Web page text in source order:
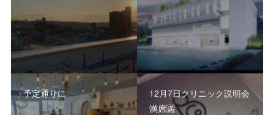
予定通りに
12月7日クリニック説明会
満席🈵